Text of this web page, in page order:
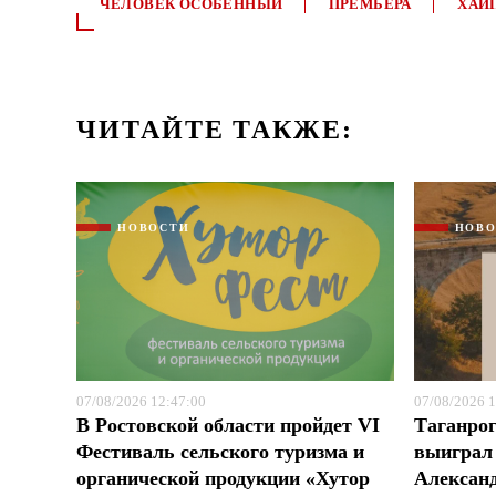
ЧЕЛОВЕК ОСОБЕННЫЙ ПРЕМЬЕРА
ЧИТАЙТЕ ТАКЖЕ:
НОВОСТИ
07/08/2026 12:47:00
В Ростовской области пройдет VI
Фестиваль сельского туризма и
органической продукции «Хутор
07/08/2026
выиграл